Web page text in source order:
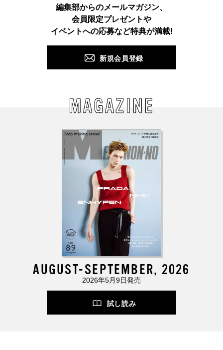
TikTok Facebook Pinterest LINE
編集部からのメールマガジン、
会員限定プレゼントや
イベントへの応募など特典が満載!
新規会員登録
MAGAZINE
AUGUST-SEPTEMBER, 2026
2026年5月9日発売
試し読み